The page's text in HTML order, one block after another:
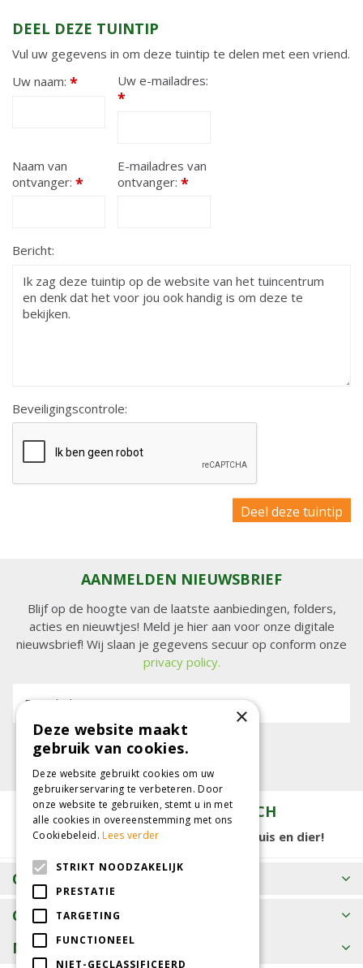
DEEL DEZE TUINTIP
Vul uw gegevens in om deze tuintip te delen met een vriend.
Uw naam: * Uw e-mailadres:
*
Naam van
ontvanger: *
E-mailadres van
ontvanger: *
Bericht:
Beveiligingscontrole:
AANMELDEN NIEUWSBRIEF
Blijf op de hoogte van de laatste aanbiedingen, folders,
acties en nieuwtjes! Meld je hier aan voor onze digitale
nieuwsbrief! Wij slaan je gegevens secuur op conform onze
privacy policy.
E-mailadres:
TUINCENTRUM KOLBACH
15.000 m2 winkelplezier voor tuin, huis en dier!
OPENINGSTIJDEN
CONTACT
MEER INFORMATIE
×
Deze website maakt
gebruik van cookies.
Deze website gebruikt cookies om uw
gebruikerservaring te verbeteren. Door
onze website te gebruiken, stemt u in met
alle cookies in overeenstemming met ons
Cookiebeleid.Lees verder
STRIKT NOODZAKELIJK
PRESTATIE
TARGETING
FUNCTIONEEL
NIET-GECLASSIFICEERD